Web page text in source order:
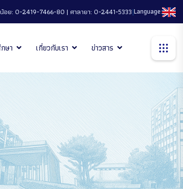
อย: 0-2419-7466-80 | ศาลายา: 0-2441-5333|Language:
ษา เกี่ยวกับเรา ข่าวสาร